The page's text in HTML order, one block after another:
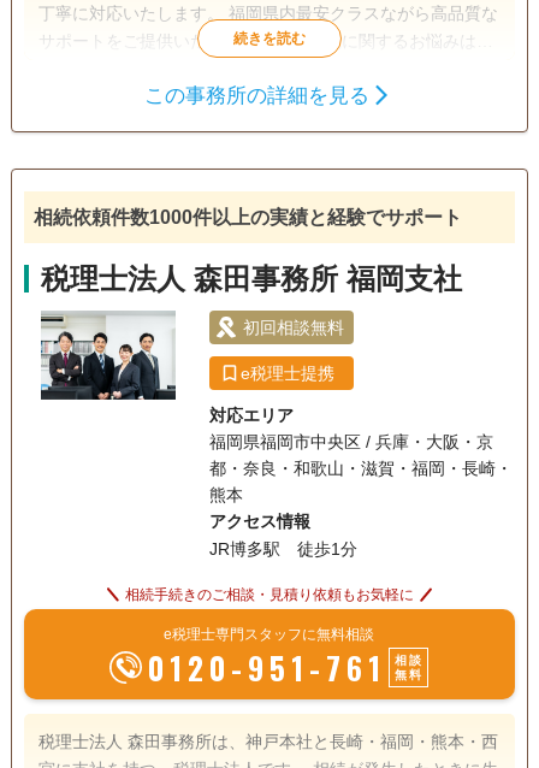
丁寧に対応いたします。 福岡県内最安クラスながら高品質な
サポートをご提供いたしますので、相続に関するお悩みは、
日でもご対応可能です。
遺産分割
相続手続き 銀行手続き 戸籍収集
相続人調査
電話相談可 女性スタッフ対応可 土日相談可
初回相談無料 18時以降相談可 オンライン面談可
事務所面談可
この事務所の詳細を見る
相続依頼件数1000件以上の実績と経験でサポート
税理士法人 森田事務所 福岡支社
初回相談無料
e税理士提携
対応エリア
福岡県福岡市中央区 / 兵庫・大阪・京
都・奈良・和歌山・滋賀・福岡・長崎・
熊本
アクセス情報
JR博多駅 徒歩1分
相続手続きのご相談・見積り依頼もお気軽に
e税理士専門スタッフに無料相談
0120-951-761
相談
無料
税理士法人 森田事務所は、神戸本社と長崎・福岡・熊本・西